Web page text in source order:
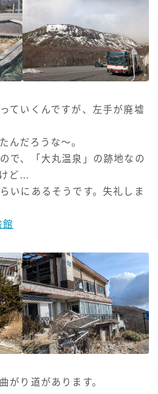
ていくんですが、左手が廃墟
んだろうな～。
で、「大丸温泉」の跡地なの
ど…
いにあるそうです。失礼しま
館
がり道があります。